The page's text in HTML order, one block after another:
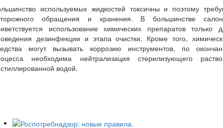
используемых жидкостей токсичны и поэтому
обращения и хранения. В большинстве
использование химических препаратов только
дезинфекции и этапа очистки. Кроме того,
могут вызывать коррозию инструментов, по
необходима нейтрализация стерилизующего
водой.